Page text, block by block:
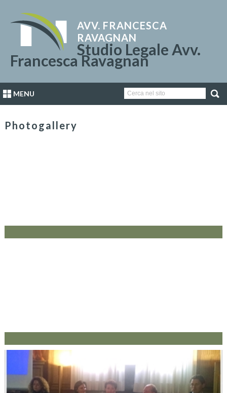
AVV. FRANCESCA
RAVAGNAN
Studio Legale Avv.
Francesca Ravagnan
MENU
Photogallery